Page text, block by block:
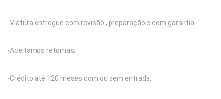
-Viatura entregue com revisão , preparação e com garantia.
-Aceitamos retomas;
-Crédito até 120 meses com ou sem entrada,